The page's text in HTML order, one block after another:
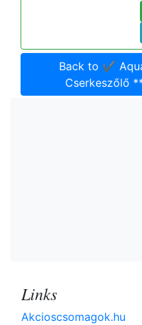
Back to ✔️
Cserkeszőlő
Links
Akcioscsomagok.hu